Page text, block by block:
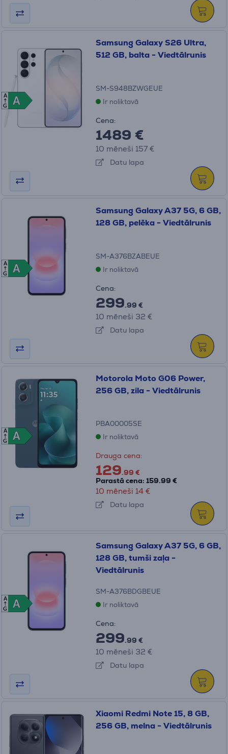
A
A
A
G
Samsung Galaxy S26 Ultra,
512 GB, balta - Viedtālrunis
SM-S948BZWGEUE
Ir noliktavā
Cena:
1489 €
10 mēneši 157 €
Datu lapa
A
A
A
G
Samsung Galaxy A37 5G, 6 GB,
128 GB, pelēka - Viedtālrunis
SM-A376BZABEUE
Ir noliktavā
Cena:
299.99 €
10 mēneši 32 €
Datu lapa
A
A
A
G
Motorola Moto G06 Power,
256 GB, zila - Viedtālrunis
PBA00005SE
Ir noliktavā
Drauga cena:
129.99 €
Parastā cena: 159.99 €
10 mēneši 14 €
Datu lapa
A
A
A
G
Samsung Galaxy A37 5G, 6 GB,
128 GB, tumši zaļa -
Viedtālrunis
SM-A376BDGBEUE
Ir noliktavā
Cena:
299.99 €
10 mēneši 32 €
Datu lapa
Xiaomi Redmi Note 15, 8 GB,
256 GB, melna - Viedtālrunis